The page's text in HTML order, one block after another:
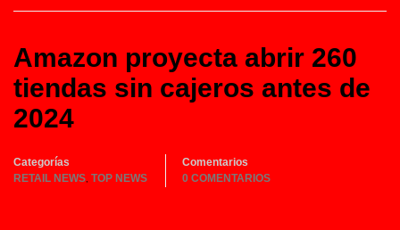
Amazon proyecta abrir 260
tiendas sin cajeros antes de
2024
Categorías
RETAIL NEWS TOP NEWS
Comentarios
0 COMENTARIOS